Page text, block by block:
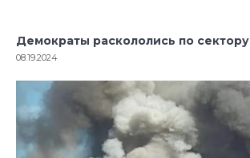
Демократы раскололись по сектору
08.19.2024